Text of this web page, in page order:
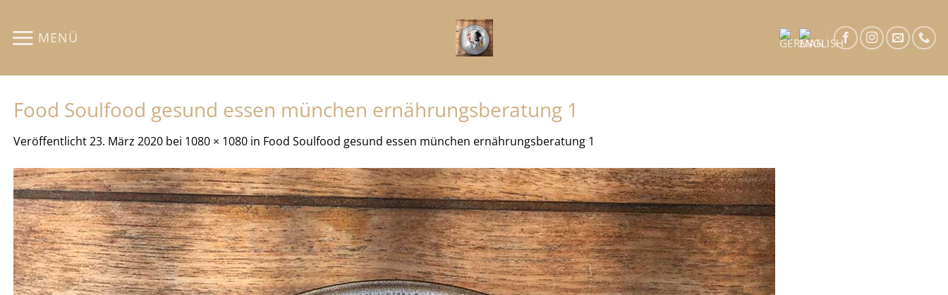
springenMENÜ
Food Soulfood gesund essen münchen ernährungsberatung 1
Veröffentlicht23. März 2020 bei 1080 × 1080 in Food Soulfood gesund essen münchen ernährungsberatung 1